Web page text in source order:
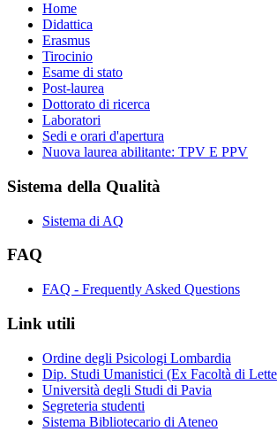
Home
Didattica
Erasmus
Tirocinio
Esame di stato
Post-laurea
Dottorato di ricerca
Laboratori
Sedi e orari d'apertura
Nuova laurea abilitante: TPV E PPV
Sistema della Qualità
Sistema di AQ
FAQ
FAQ - Frequently Asked Questions
Link utili
Ordine degli Psicologi Lombardia
Dip. Studi Umanistici (Ex Facoltà di
Università degli Studi di Pavia
Segreteria studenti
Sistema Bibliotecario di Ateneo